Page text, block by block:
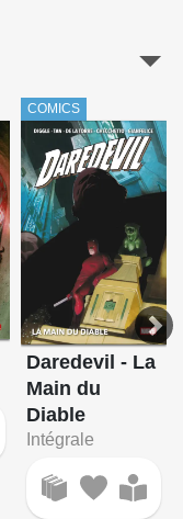
COMICS
Daredevil - La
Main du
Diable
Intégrale